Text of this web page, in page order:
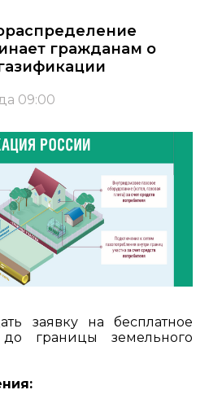
гражданам о
09:00
заявку на бесплатное
границы земельного